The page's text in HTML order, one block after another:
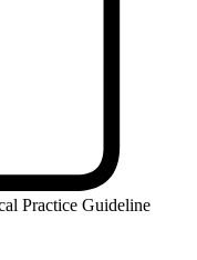
Practice Guideline